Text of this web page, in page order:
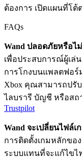
ต้องการ เปิดแผนที่โ
FAQs
Wand ปลอดภัยหรือไม่
เพื่อประสบการณ์ผู้เล่
การโกงบนแพลตฟอร์ม
Xbox คุณสามารถปรั
ไลบรารี บัญชี หรือสถ
Trustpilot
Wand จะเปลี่ยนไฟล์
การติดตั้งเกมหลักขอ
ระบบแทนที่จะแก้ไขไ